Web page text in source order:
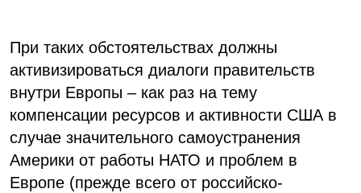
При таких обстоятельствах должны
активизироваться диалоги правительств
внутри Европы – как раз на тему
компенсации ресурсов и активности США в
случае значительного самоустранения
Америки от работы НАТО и проблем в
Европе (прежде всего от российско-